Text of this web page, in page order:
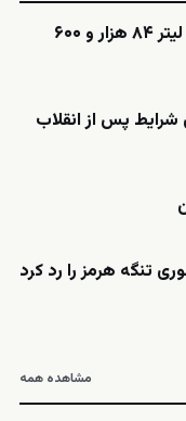
قیمت بنزین سوپر وارداتی اعلام شد؛ هر لیتر ۸۴ هزار و ۶۰۰
پس از انقلاب
تنگه هرمز را رد کرد
مشاهده همه